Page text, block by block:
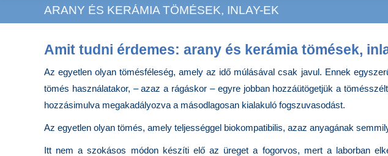
window
ARANY ÉS KERÁMIA TÖMÉSEK, INLAY-EK
Amit tudni érdemes: arany és kerámia tömések,
Az egyetlen olyan tömésféleség, amely az idő múlásával csak javul. Ennek
tömés használatakor, – azaz a rágáskor – egyre jobban hozzáütögetjük a
hozzásimulva megakadályozva a másodlagosan kialakuló fogszuvasodást.
Az egyetlen olyan tömés, amely teljességgel biokompatibilis, azaz anyagának
Itt nem a szokásos módon készíti elő az üreget a fogorvos, mert a laborban